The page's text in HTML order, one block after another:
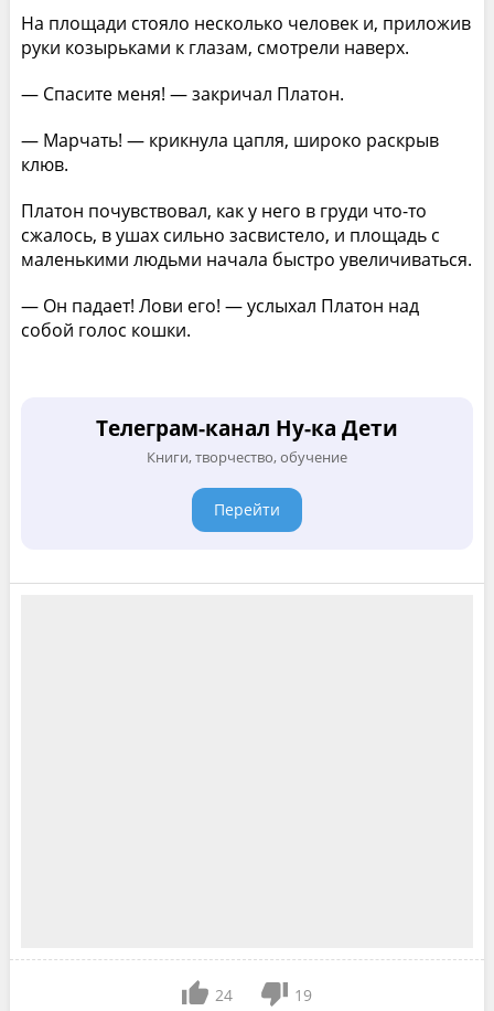
На площади стояло несколько человек и, приложив
руки козырьками к глазам, смотрели наверх.
— Спасите меня! — закричал Платон.
— Марчать! — крикнула цапля, широко раскрыв
клюв.
Платон почувствовал, как у него в груди что-то
сжалось, в ушах сильно засвистело, и площадь с
маленькими людьми начала быстро увеличиваться.
— Он падает! Лови его! — услыхал Платон над
собой голос кошки.
Телеграм-канал Ну-ка Дети
Книги, творчество, обучение
Перейти
24
19